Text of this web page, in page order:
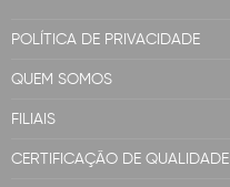
POLÍTICA DE PRIVACIDADE
QUEM SOMOS
FILIAIS
CERTIFICAÇÃO DE QUALIDADE